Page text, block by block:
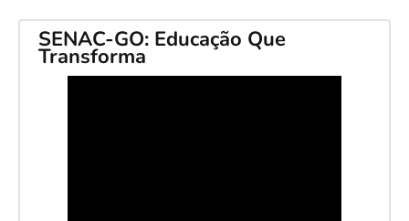
SENAC-GO: Educação Que
Transforma